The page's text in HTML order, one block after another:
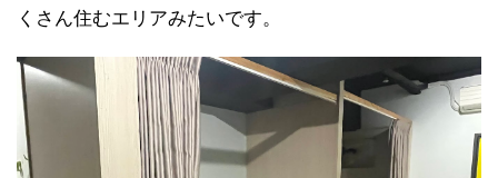
くさん住むエリアみたいです。